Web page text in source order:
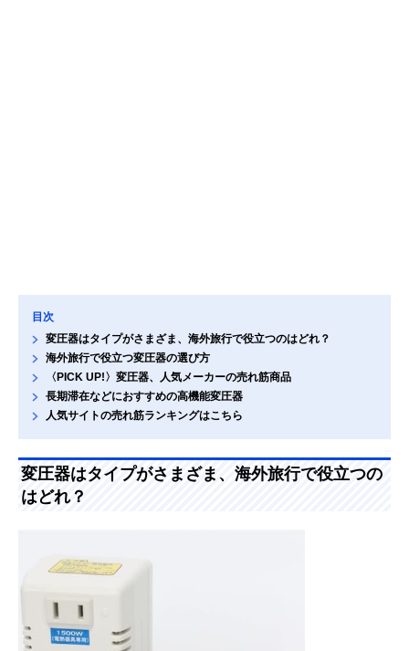
目次
変圧器はタイプがさまざま、海外旅行で役立つのはどれ？
海外旅行で役立つ変圧器の選び方
〈PICK UP!〉変圧器、人気メーカーの売れ筋商品
長期滞在などにおすすめの高機能変圧器
人気サイトの売れ筋ランキングはこちら
変圧器はタイプがさまざま、海外旅行で役立つの
はどれ？